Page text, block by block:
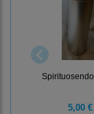
5,00 €